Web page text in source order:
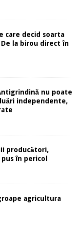
care decid soarta
la birou direct în
nu poate
independente,
producători,
în pericol
agricultura